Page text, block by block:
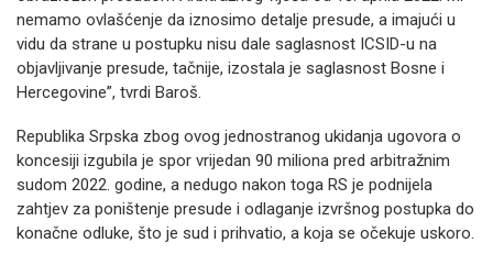
nemamo ovlašćenje da iznosimo detalje presude, a imajući u
vidu da strane u postupku nisu dale saglasnost ICSID-u na
objavljivanje presude, tačnije, izostala je saglasnost Bosne i
Hercegovine”, tvrdi Baroš.
Republika Srpska zbog ovog jednostranog ukidanja ugovora o
koncesiji izgubila je spor vrijedan 90 miliona pred arbitražnim
sudom 2022. godine, a nedugo nakon toga RS je podnijela
zahtjev za poništenje presude i odlaganje izvršnog postupka do
konačne odluke, što je sud i prihvatio, a koja se očekuje uskoro.